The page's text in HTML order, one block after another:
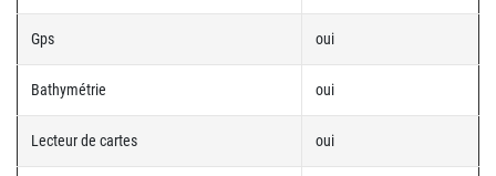
Gps oui
Bathymétrie oui
Lecteur de cartes oui